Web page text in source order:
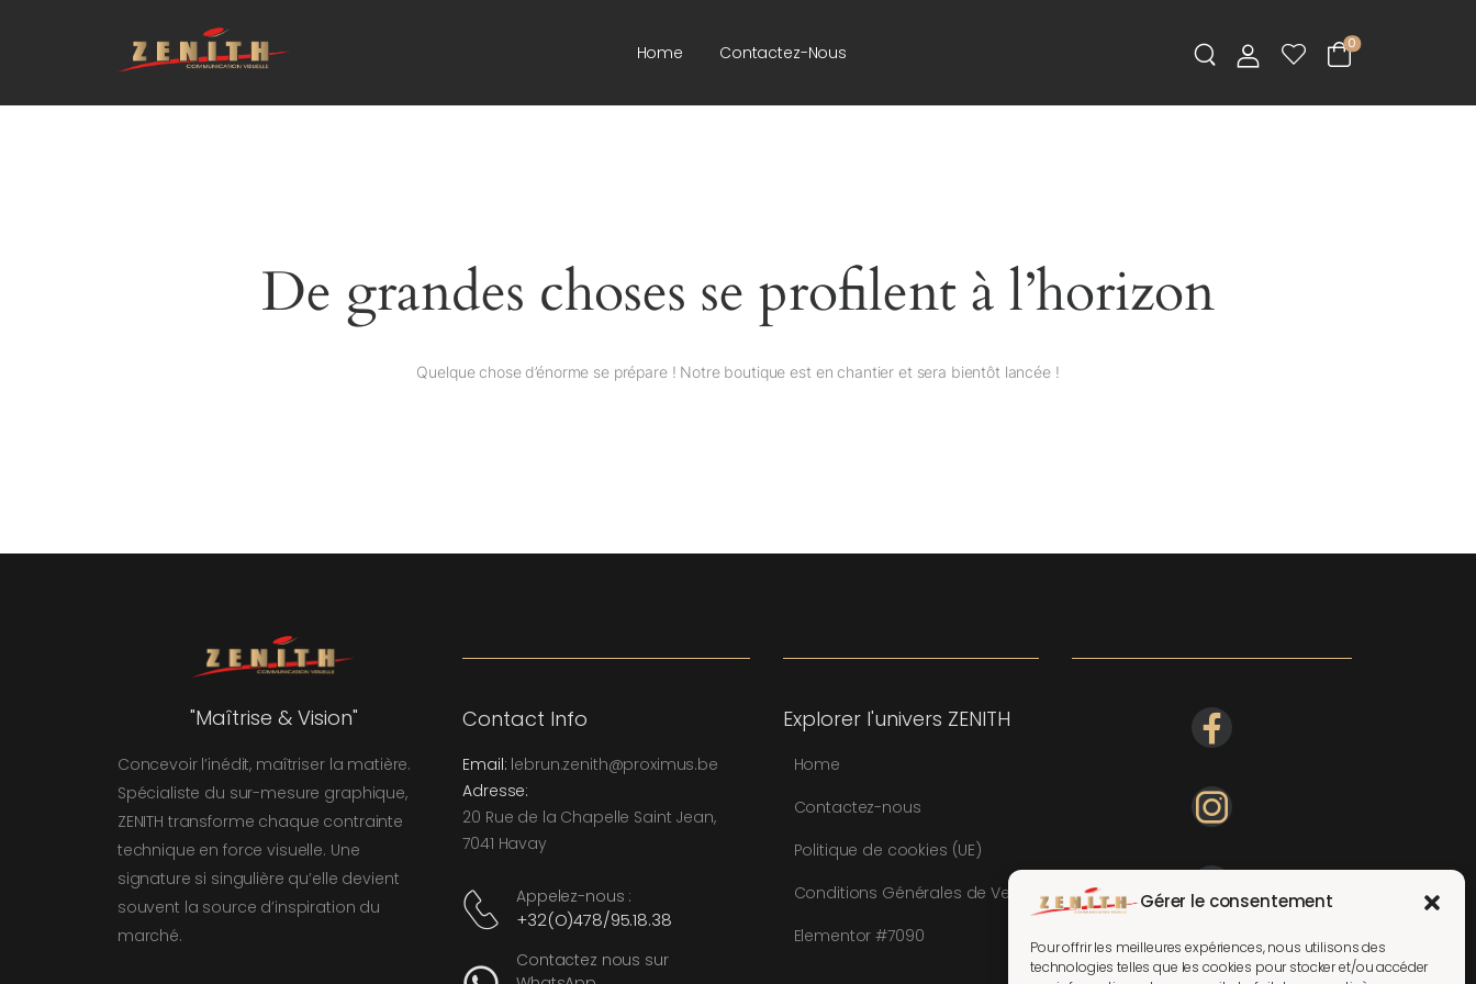
Gérer le consentement
Pour offrir les meilleures expériences, nous utilisons des
technologies telles que les cookies pour stocker et/ou accéder
Home Contactez-Nous 0
De grandes choses se profilent à l’horizon
Quelque chose d’énorme se prépare ! Notre boutique est en chantier et sera bientôt lancée !
"Maîtrise & Vision"
Concevoir l’inédit, maîtriser la matière.
Spécialiste du sur-mesure graphique,
ZENITH transforme chaque contrainte
technique en force visuelle. Une
signature si singulière qu’elle devient
souvent la source d’inspiration du
marché.
Contact Info
Email: lebrun.zenith@proximus.be
Adresse:
20 Rue de la Chapelle Saint Jean,
7041 Havay
Appelez-nous :
+32(O)478/95.18.38
Contactez nous sur
Explorer l'univers ZENITH
Home
Contactez-nous
Politique de cookies (UE)
Conditions Générales de Vente
Elementor #7090